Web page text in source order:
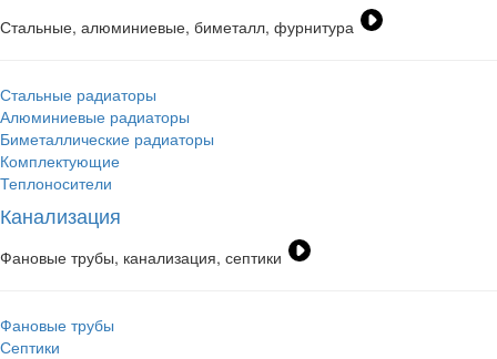
Стальные, алюминиевые, биметалл, фурнитура
Стальные радиаторы
Алюминиевые радиаторы
Биметаллические радиаторы
Комплектующие
Теплоносители
Канализация
Фановые трубы, канализация, септики
Фановые трубы
Септики